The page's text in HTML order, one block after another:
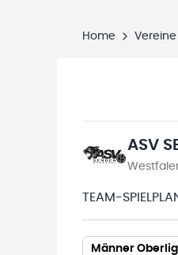
Home Vereine
ASV
TEAM-
Männer